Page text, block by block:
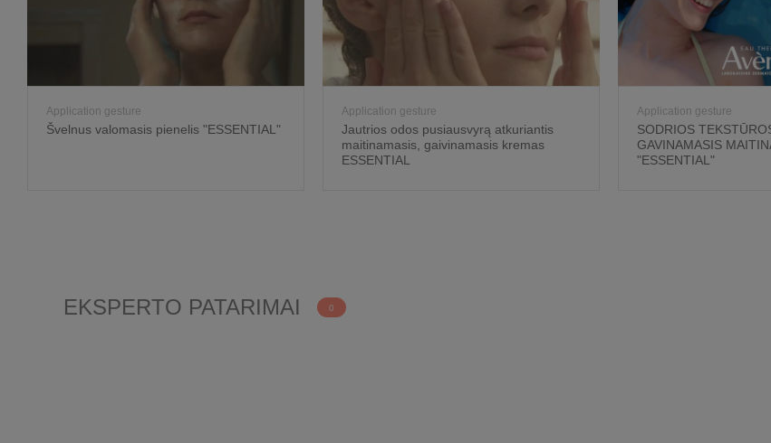
Application gesture
Švelnus valomasis pienelis "ESSENTIAL"
Application gesture
Jautrios odos pusiausvyrą atkuriantis
maitinamasis, gaivinamasis kremas
ESSENTIAL
Application gesture
SODRIOS
GAVINAMASIS
"ESSENTIAL"
EKSPERTO PATARIMAI 0